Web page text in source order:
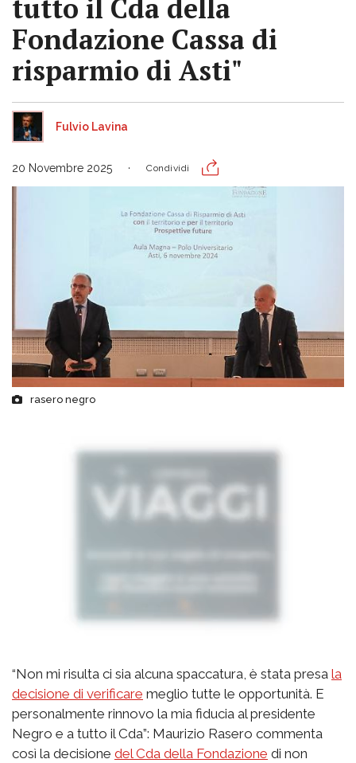
tutto il Cda della
Fondazione Cassa di
risparmio di Asti"
Fulvio Lavina
20 Novembre 2025 Condividi
rasero negro
“Non mi risulta ci sia alcuna spaccatura, è stata presa la
decisione di verificare meglio tutte le opportunità. E
personalmente rinnovo la mia fiducia al presidente
Negro e a tutto il Cda”: Maurizio Rasero commenta
così la decisione del Cda della Fondazione di non